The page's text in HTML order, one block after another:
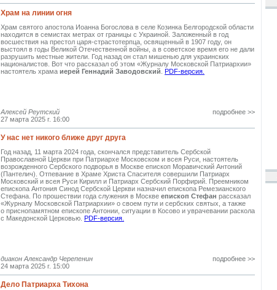
Храм на линии огня
Храм святого апостола Иоанна Богослова в селе Козинка Белгородской области
находится в семистах метрах от границы с Украиной. Заложенный в год
восшествия на престол царя-страстотерпца, освященный в 1907 году, он
выстоял в годы Великой Отечественной войны, а в советское время его не дали
разрушить местные жители. Год назад он стал мишенью для украинских
националистов. Вот что рассказал об этом «Журналу Московской Патриархии»
настоятель храма иерей Геннадий Заводовский PDF-версия.
Алексей Реутский
27 марта 2025 г. 16:00
подробнее >>
У нас нет никого ближе друг друга
Год назад, 11 марта 2024 года, скончался представитель Сербской
Православной Церкви при Патриархе Московском и всея Руси, настоятель
возрожденного Сербского подворья в Москве епископ Моравичский Антоний
(Пантелич). Отпевание в Храме Христа Спасителя совершили Патриарх
Московский и всея Руси Кирилл и Патриарх Сербский Порфирий. Преемником
епископа Антония Синод Сербской Церкви назначил епископа Ремезианского
Стефана. По прошествии года служения в Москве епископ Стефан рассказал
«Журналу Московской Патриархии» о своем пути и сербских святых, а также
о приснопамятном епископе Антонии, ситуации в Косово и уврачевании раскола
с Македонской Церковью. PDF-версия.
диакон Александр Черепенин
24 марта 2025 г. 15:00
подробнее >>
Дело Патриарха Тихона